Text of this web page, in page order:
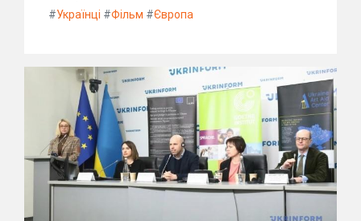
#Українці #Фільм #Європа